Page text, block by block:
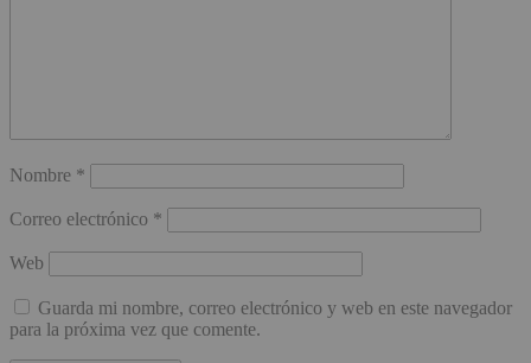
Nombre *
Correo electrónico *
Web
Guarda mi nombre, correo electrónico y web en este navegador
para la próxima vez que comente.